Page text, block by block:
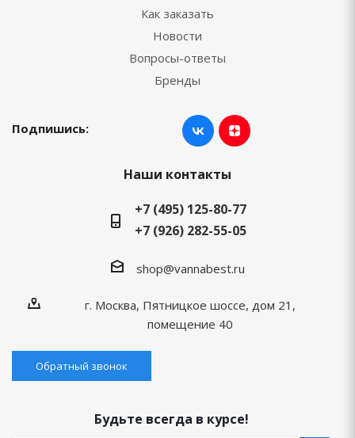
Как заказать
Новости
Вопросы-ответы
Бренды
Подпишись:
Наши контакты
+7 (495) 125-80-77
+7 (926) 282-55-05
shop@vannabest.ru
г. Москва, Пятницкое шоссе, дом 21,
помещение 40
Обратный звонок
Будьте всегда в курсе!